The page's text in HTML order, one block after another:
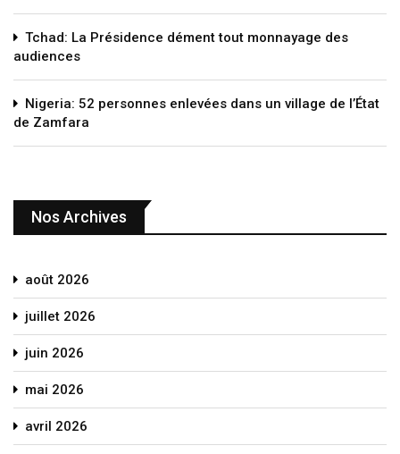
Tchad: La Présidence dément tout monnayage des
audiences
Nigeria: 52 personnes enlevées dans un village de l’État
de Zamfara
Nos Archives
août 2026
juillet 2026
juin 2026
mai 2026
avril 2026